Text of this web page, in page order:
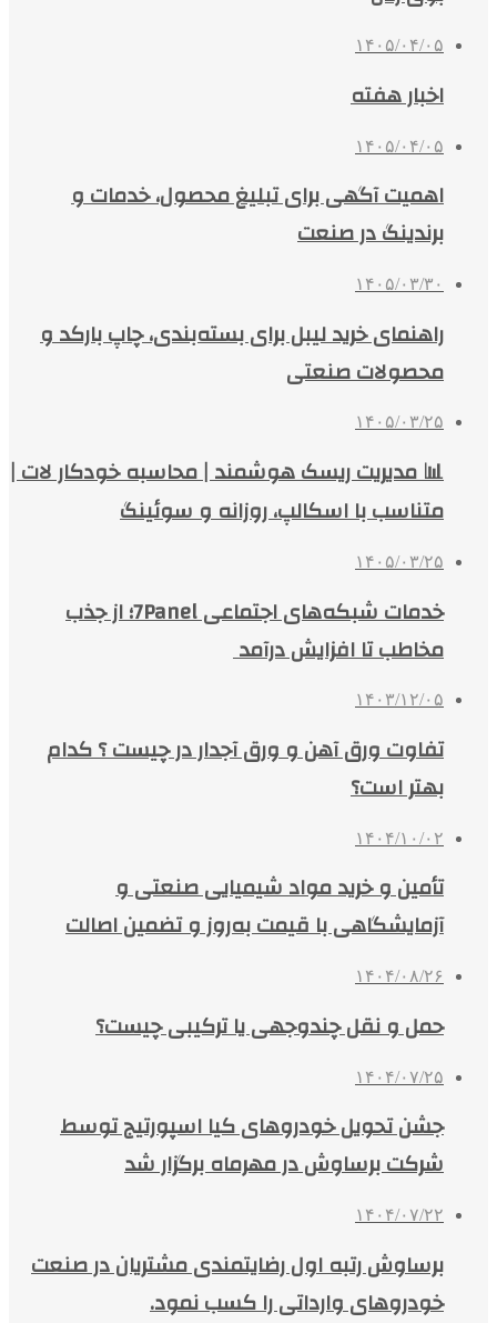
۱۴۰۵/۰۴/۰۵
اخبار هفته
۱۴۰۵/۰۴/۰۵
اهمیت آگهی برای تبلیغ محصول، خدمات و
برندینگ در صنعت
۱۴۰۵/۰۳/۳۰
راهنمای خرید لیبل برای بسته‌بندی، چاپ بارکد و
محصولات صنعتی
۱۴۰۵/۰۳/۲۵
📊 مدیریت ریسک هوشمند | محاسبه خودکار لات |
متناسب با اسکالپ، روزانه و سوئینگ
۱۴۰۵/۰۳/۲۵
خدمات شبکه‌های اجتماعی 7Panel؛ از جذب
مخاطب تا افزایش درآمد
۱۴۰۳/۱۲/۰۵
تفاوت ورق آهن و ورق آجدار در چیست ؟ کدام
بهتر است؟
۱۴۰۴/۱۰/۰۲
تأمین و خرید مواد شیمیایی صنعتی و
آزمایشگاهی با قیمت به‌روز و تضمین اصالت
۱۴۰۴/۰۸/۲۶
حمل و نقل چندوجهی یا ترکیبی چیست؟
۱۴۰۴/۰۷/۲۵
جشن تحویل خودروهای کیا اسپورتیج توسط
شرکت برساوش در مهرماه برگزار شد
۱۴۰۴/۰۷/۲۲
برساوش رتبه اول رضایتمندی مشتریان در صنعت
خودروهای وارداتی را کسب نمود.